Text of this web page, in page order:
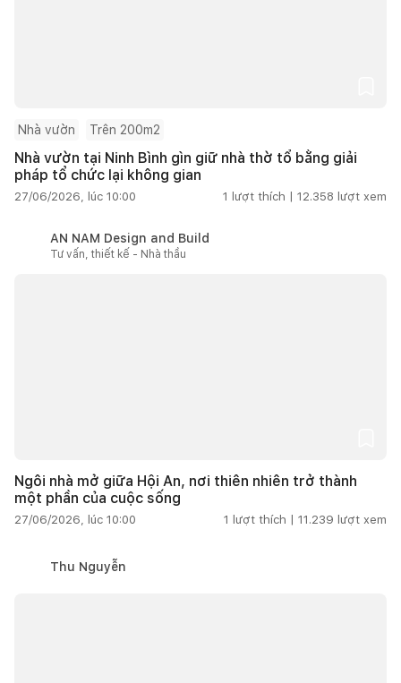
Nhà vườn Trên 200m2
Nhà vườn tại Ninh Bình gìn giữ nhà thờ tổ bằng giải
pháp tổ chức lại không gian
27/06/2026, lúc 10:00 1 lượt thích | 12.358 lượt xem
AN NAM Design and Build
Tư vấn, thiết kế - Nhà thầu
Ngôi nhà mở giữa Hội An, nơi thiên nhiên trở thành
một phần của cuộc sống
27/06/2026, lúc 10:00 1 lượt thích | 11.239 lượt xem
Thu Nguyễn